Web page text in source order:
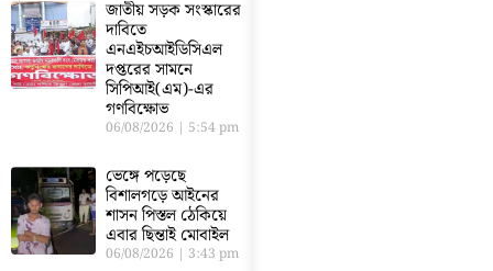
জাতীয় সড়ক সংস্কারের
দাবিতে
এনএইচআইডিসিএল
দপ্তরের সামনে
সিপিআই(এম)-এর
গণবিক্ষোভ
06/08/2026 5:54 pm
ভেঙ্গে পড়েছে
বিশালগড়ে আইনের
শাসন পিস্তল ঠেকিয়ে
এবার ছিন্তাই মোবাইল
06/08/2026 3:43 pm